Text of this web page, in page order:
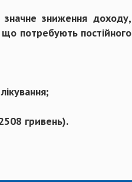
зниження доходу,
що потребують постійного
гривень).